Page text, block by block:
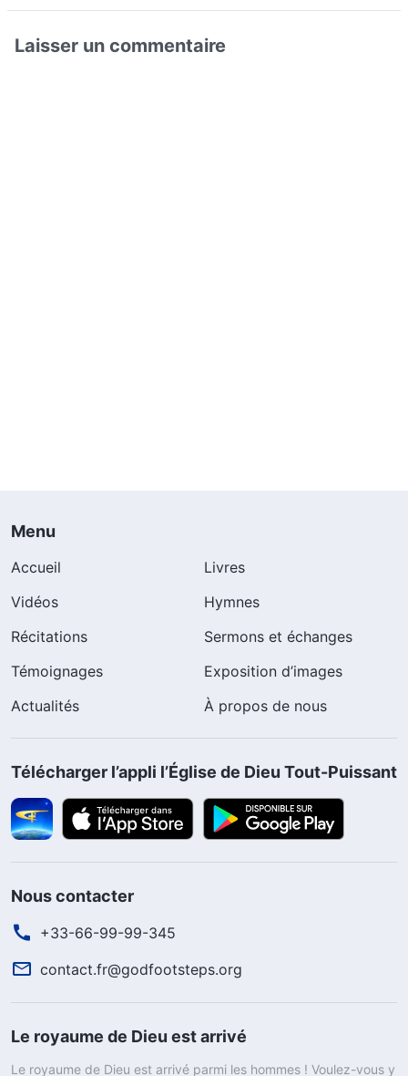
Laisser un commentaire
Menu
Accueil
Livres
Vidéos
Hymnes
Récitations
Sermons et échanges
Témoignages
Exposition d’images
Actualités
À propos de nous
Télécharger l’appli l’Église de Dieu Tout-Puissant
Nous contacter
+33-66-99-99-345
contact.fr@godfootsteps.org
Le royaume de Dieu est arrivé
Le royaume de Dieu est arrivé parmi les hommes ! Voulez-vous y